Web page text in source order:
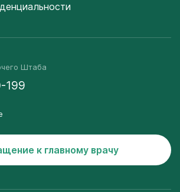
Штаба
199
к главному врачу